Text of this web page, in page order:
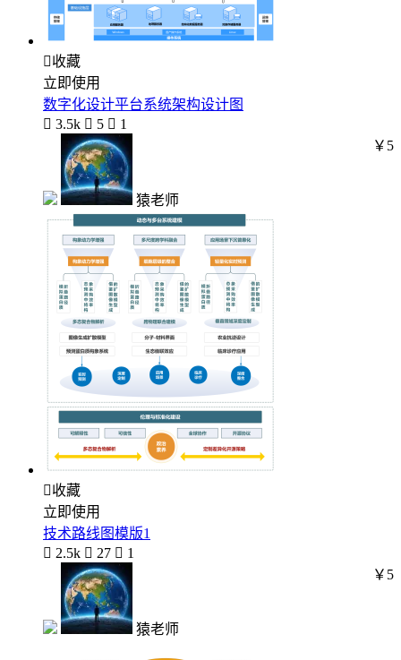
收藏
立即使用
数字化设计平台系统架构设计图
 3.5k  5  1
猿老师
￥5
收藏
立即使用
技术路线图模版1
 2.5k  27  1
猿老师
￥5